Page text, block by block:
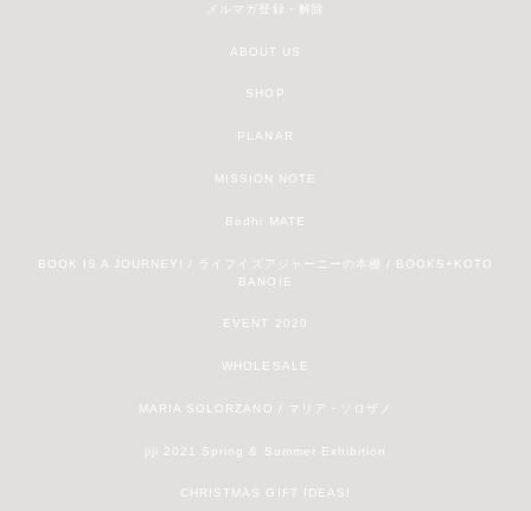
メルマガ登録・解除
ABOUT US
SHOP
PLANAR
MISSION NOTE
Bodhi MATE
BOOK IS A JOURNEY! / ライフイズアジャーニーの本棚 / BOOKS+KOTO
BANOIE
EVENT 2020
WHOLESALE
MARIA SOLORZANO / マリア・ソロザノ
jiji 2021 Spring & Summer Exhibition
CHRISTMAS GIFT IDEAS!